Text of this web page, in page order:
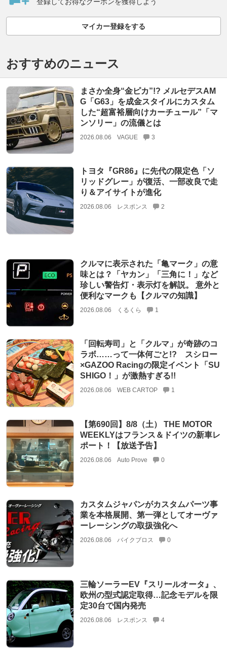
マイカー登録をする
おすすめのニュース
まさか全身“金ピカ”!? メルセデスAM
G「G63」を成金スタイルにカスタム
した“超富裕層向けカーチュール”「マ
ンソリー」の流儀とは
2026.08.06 VAGUE 3
トヨタ『GR86』に先代の限定色「ソ
リッドグレー」が復活、一部改良で走
り＆アイサイトが進化
2026.08.06 レスポンス 2
クルマに表示された「亀マーク」の意
味とは？「ヤカン」「三角に！」など
珍しい警告灯・表示灯を解説。 意外と
便利なマークも【クルマの知識】
2026.08.06 くるくら 1
「回転寿司」と「クルマ」が奇跡のコ
ラボ……って一体何ごと!? スシロー
×GAZOO Racingの限定イベント「SU
SHIGO！」が激熱すぎる!!
2026.08.06 WEB CARTOP 1
【第690回】8/8（土） THE MOTOR
WEEKLYはフランス＆ドイツの新車レ
ポート！【放送予告】
2026.08.06 Auto Prove 0
カスタムジャパンがカスタムパーツ事
業を本格展開、第一弾としてオーヴァ
ーレーシングの取扱強化へ
2026.08.06 バイクブロス 0
三輪ソーラーEV『スリールオータ』、
欧州の型式認定取得…記念モデルを限
定30台で国内発売
2026.08.06 レスポンス 4